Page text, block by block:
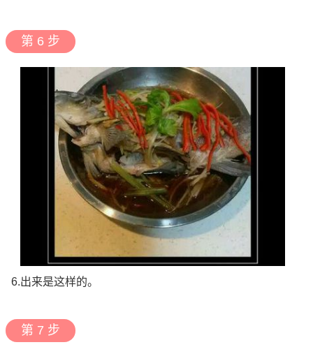
第 6 步
6.出来是这样的。
第 7 步